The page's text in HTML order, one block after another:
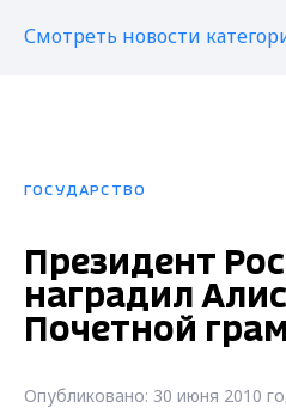
Смотреть новости
ГОСУДАРСТВО
Президент
наградил
Почетной
Опубликовано: 30 июня 2010